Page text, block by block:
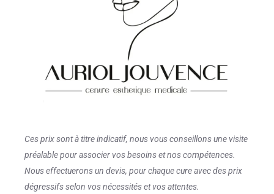
Ces prix sont à titre indicatif, nous vous conseillons une visite
préalable pour associer vos besoins et nos compétences.
Nous effectuerons un devis, pour chaque cure avec des prix
dégressifs selon vos nécessités et vos attentes.